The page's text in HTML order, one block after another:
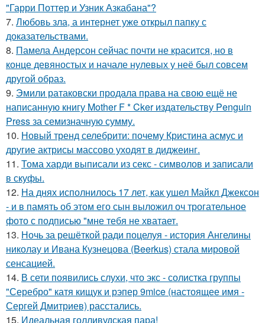
"Гарри Поттер и Узник Азкабана"?
7. Любовь зла, а интернет уже открыл папку с
доказательствами.
8. Памела Андерсон сейчас почти не красится, но в
конце девяностых и начале нулевых у неё был совсем
другой образ.
9. Эмили ратаковски продала права на свою ещё не
написанную книгу Mother F * Cker издательству Penguin
Press за семизначную сумму.
10. Новый тренд селебрити: почему Кристина асмус и
другие актрисы массово уходят в диджеинг.
11. Тома харди выписали из секс - символов и записали
в скуфы.
12. На днях исполнилось 17 лет, как ушел Майкл Джексон
- и в память об этом его сын выложил оч трогательное
фото с подписью "мне тебя не хватает.
13. Ночь за решёткой ради поцелуя - история Ангелины
николау и Ивана Кузнецова (Beerkus) стала мировой
сенсацией.
14. В сети появились слухи, что экс - солистка группы
"Серебро" катя кищук и рэпер 9mice (настоящее имя -
Сергей Дмитриев) расстались.
15. Идеальная голливудская пара!